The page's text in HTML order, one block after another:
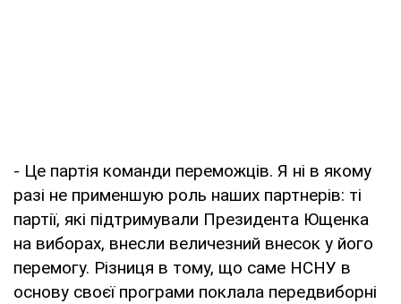
- Це партія команди переможців. Я ні в якому
разі не применшую роль наших партнерів: ті
партії, які підтримували Президента Ющенка
на виборах, внесли величезний внесок у його
перемогу. Різниця в тому, що саме НСНУ в
основу своєї програми поклала передвиборні